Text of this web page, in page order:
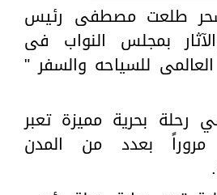
سحر طلعت مصطفى رئيس
بمجلس النواب فى
للسياحه والسفر "
رحلة بحرية مميزة تعبر
بعدد من المدن